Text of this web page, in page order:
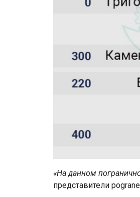
«На данном
представители